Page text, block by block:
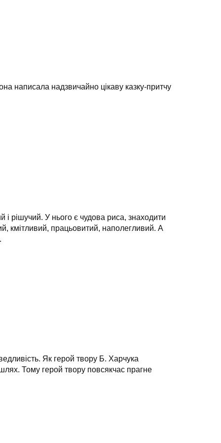
написала надзвичайно цікаву казку-притчу
рішучий. У нього є чудова риса, знаходити
кмітливий, працьовитий, наполегливий. А
Як герой твору Б. Харчука
Тому герой твору повсякчас прагне